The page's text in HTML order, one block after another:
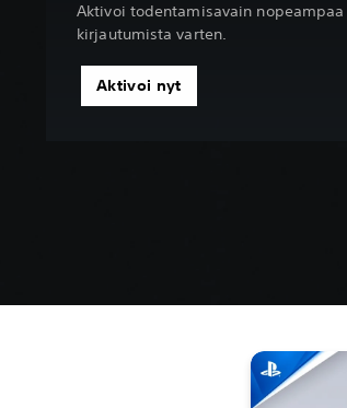
Aktivoi todentamisavain
kirjautumista varten.
Aktivoi nyt